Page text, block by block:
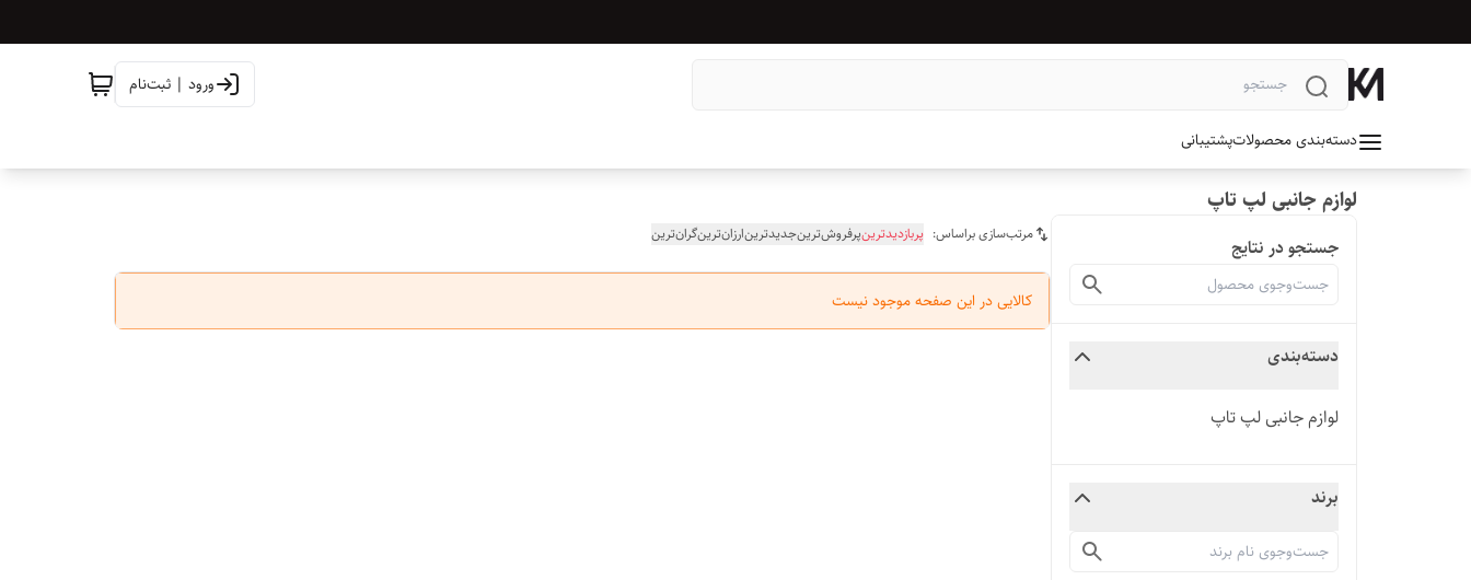
ورود | ثبت‌نام
دسته‌بندی محصولاتپشتیبانی
لوازم جانبی لپ تاپ
جستجو در نتایج
دسته‌بندی
لوازم جانبی لپ تاپ
برند
مرتب‌سازی براساس: پربازدیدترینپرفروش‌ترینجدیدترینارزان‌ترینگران‌ترین
کالایی در این صفحه موجود نیست